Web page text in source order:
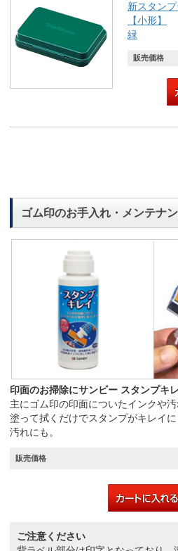
新スタンプ
【小形】
緑
販売価格
ゴム印のお手入れ・メンテナ
印面のお掃除にサンビー スタンプキ
主にゴム印の印面についたインクや
塗って拭くだけでスタンプがキレイ
汚れにも。
販売価格
ご注意ください